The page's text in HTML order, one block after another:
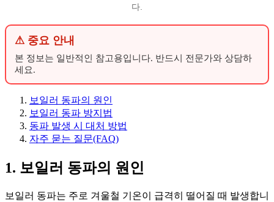
다.
⚠ 중요 안내
본 정보는 일반적인 참고용입니다. 반드시 전문가와 상담하
세요.
보일러 동파의 원인
보일러 동파 방지법
동파 발생 시 대처 방법
자주 묻는 질문(FAQ)
1. 보일러 동파의 원인
보일러 동파는 주로 겨울철 기온이 급격히 떨어질 때 발생합니